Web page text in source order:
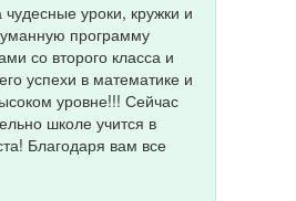
уроки, кружки и
программу
со второго класса и
успехи в математике и
уровне!!! Сейчас
школе учится в
Благодаря вам все